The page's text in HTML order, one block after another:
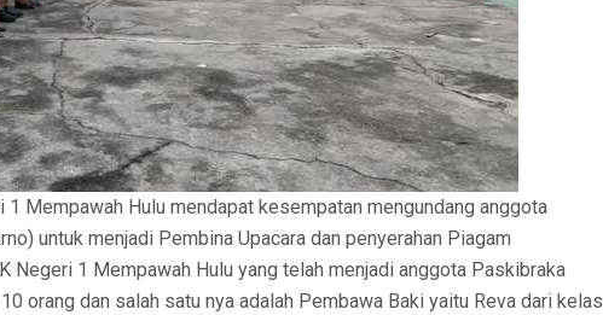
Mempawah Hulu mendapat kesempatan mengundang anggota
untuk menjadi Pembina Upacara dan penyerahan Piagam
Negeri 1 Mempawah Hulu yang telah menjadi anggota Paskibraka
orang dan salah satu nya adalah Pembawa Baki yaitu Reva dari kelas